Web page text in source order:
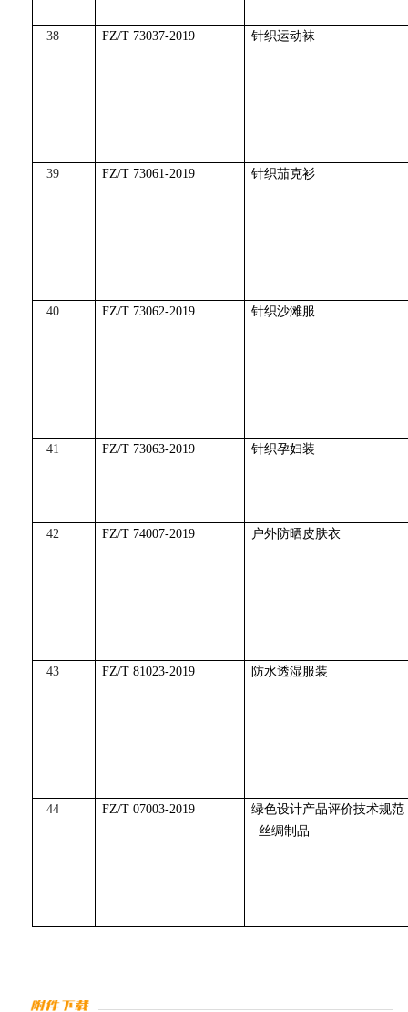
38 FZ/T 73037-2019 针织运动袜
39 FZ/T 73061-2019 针织茄克衫
40 FZ/T 73062-2019 针织沙滩服
41 FZ/T 73063-2019 针织孕妇装
42 FZ/T 74007-2019 户外防晒皮肤衣
43 FZ/T 81023-2019 防水透湿服装
44 FZ/T 07003-2019
绿色设计产品评价技术规范
丝绸制品